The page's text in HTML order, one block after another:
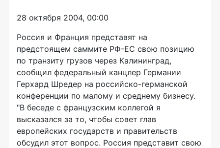
28 октября 2004, 00:00
Россия и Франция представят на
предстоящем саммите РФ-ЕС свою позицию
по транзиту грузов через Калининград,
сообщил федеральный канцлер Германии
Герхард Шредер на российско-германской
конференции по малому и среднему бизнесу.
"В беседе с французским коллегой я
высказался за то, чтобы совет глав
европейских государств и правительств
обсудил этот вопрос. Россия представит свою